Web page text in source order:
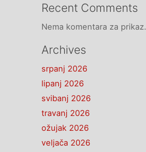
Recent Comments
Nema komentara za prikaz.
Archives
srpanj 2026
lipanj 2026
svibanj 2026
travanj 2026
ožujak 2026
veljača 2026